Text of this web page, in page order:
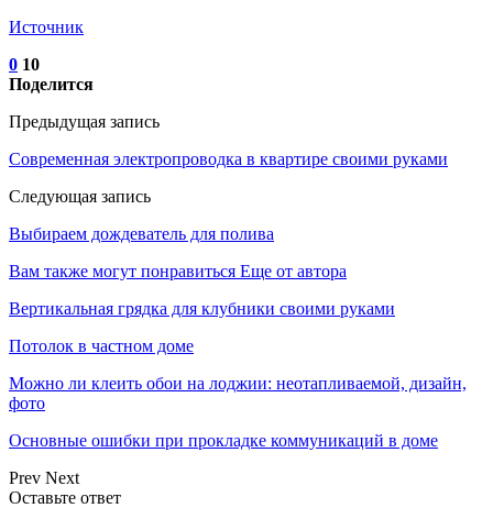
Источник
0 10
Поделится
Предыдущая запись
Современная электропроводка в квартире своими руками
Следующая запись
Выбираем дождеватель для полива
Вам также могут понравиться Еще от автора
Вертикальная грядка для клубники своими руками
Потолок в частном доме
Можно ли клеить обои на лоджии: неотапливаемой, дизайн,
фото
Основные ошибки при прокладке коммуникаций в доме
Prev Next
Оставьте ответ